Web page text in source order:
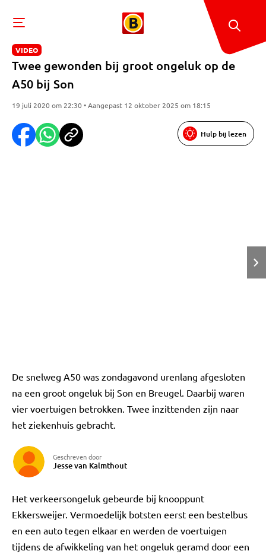
VIDEO
Twee gewonden bij groot ongeluk op de
A50 bij Son
19 juli 2020 om 22:30 • Aangepast 12 oktober 2025 om 18:15
Hulp bij lezen
De snelweg A50 was zondagavond urenlang afgesloten
na een groot ongeluk bij Son en Breugel. Daarbij waren
vier voertuigen betrokken. Twee inzittenden zijn naar
het ziekenhuis gebracht.
Geschreven door
Jesse van Kalmthout
Het verkeersongeluk gebeurde bij knooppunt
Ekkersweijer. Vermoedelijk botsten eerst een bestelbus
en een auto tegen elkaar en werden de voertuigen
tijdens de afwikkeling van het ongeluk geramd door een